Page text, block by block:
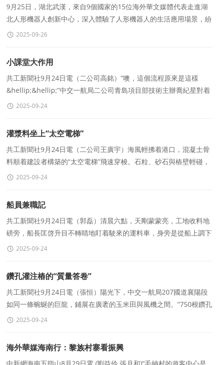
9月25日，湖北武漢，來自9個國家的15位海外華文媒體代表走進湖
北人形機器人創新中心，深入體驗了人形機器人的生活應用場景，紛
紛點贊湖北尖端機器人技術成果。圖爲海外華文媒體代表
2025-09-26
小課堂大作用
共工新聞社9月24日電（二公司高銘）“噢，這個流程原來是這樣
&hellip;&hellip;”中交一航局二公司青島項目部技術主辦喬紀星對着
電腦屏幕上的審批流程圖喃喃自語，手指無
2025-09-24
灌漿料坐上“太空電梯”
共工新聞社9月24日電（二公司王廣宇）海風輕拂着港口，混凝土骨
料順着建設者構築的“太空電梯”飛速穿梭。石粒、砂石與樁壁輕碰，
濺起铿锵悅耳的施工“音符”，
2025-09-24
船員兼職記
共工新聞社9月24日電（郭磊）清晨六點，天剛蒙蒙亮，工地收料地
磅旁，船長匡啓升目不轉睛地盯着駛來的運料車，身旁是從船上調下
來的“新學徒”，手裏攥着毛了邊的《作業指導手
2025-09-24
鑽孔灌注樁的“質量答卷”
共工新聞社9月24日電（張恒）陽光下，中交一航局207國道襄陽段
如同一條蜿蜒的巨龍，鋪展在廣袤的玉米田與風機之間。“750根鑽孔
灌注樁全部合格，其中一類樁占比達到了99%以上，這
2025-09-24
海外華媒海南行：黎族村寨看振興